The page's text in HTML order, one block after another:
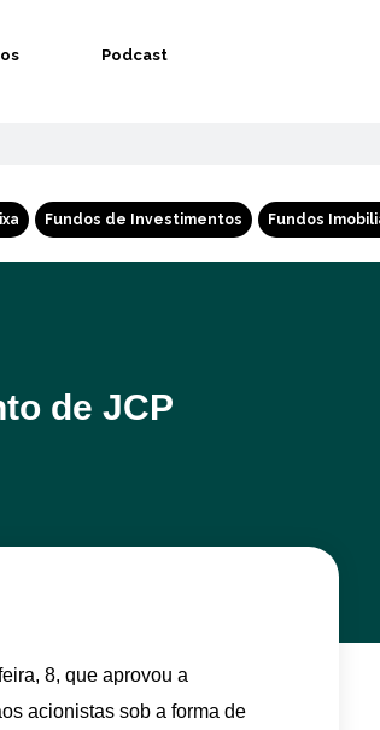
Podcast
Fundos de Investimentos Fundos
de JCP
8, que aprovou a
acionistas sob a forma de